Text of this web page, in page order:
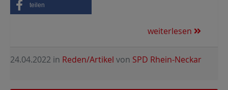
teilen
weiterlesen
24.04.2022 in Reden/Artikel von SPD Rhein-Neckar